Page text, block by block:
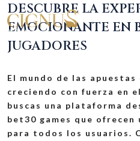
DESCUBRE LA
EMOCIONANTE EN
JUGADORES
El mundo de las
creciendo con fuerza en
buscas una plataforma
bet30 games que
para todos los usuarios.